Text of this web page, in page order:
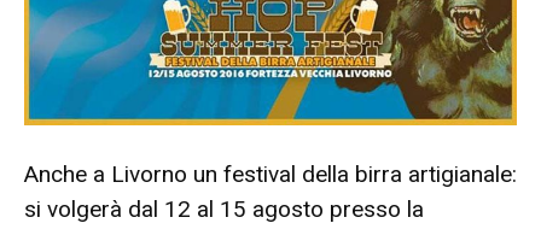
Anche a Livorno un festival della birra artigianale:
si volgerà dal 12 al 15 agosto presso la